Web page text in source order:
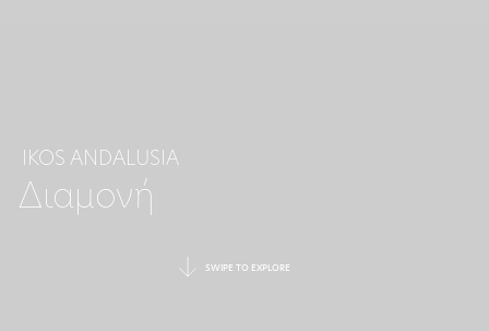
IKOS ANDALUSIA
Διαμονή
SWIPE TO EXPLORE